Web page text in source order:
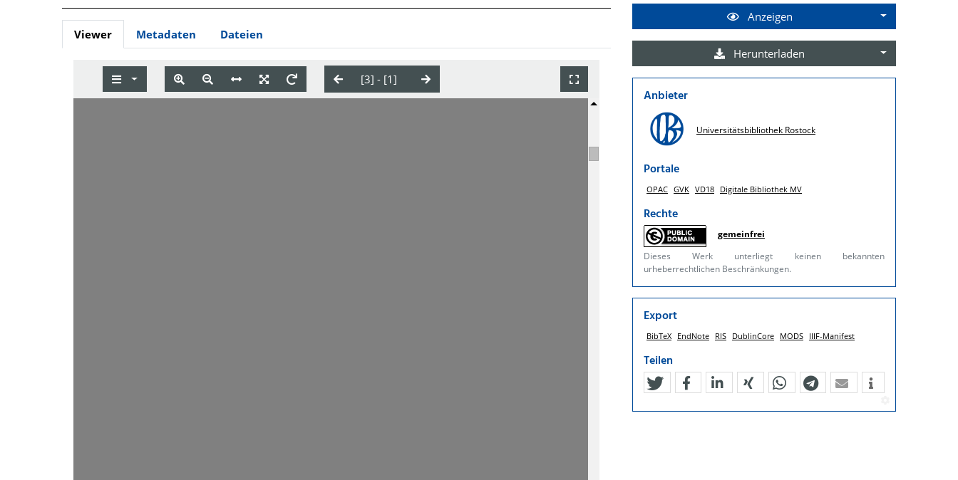
Viewer Metadaten Dateien
Anzeigen
Herunterladen
Anbieter
Universitätsbibliothek Rostock
Portale
OPAC GVK VD18 Digitale Bibliothek MV
Rechte
gemeinfrei
Dieses Werk unterliegt keinen bekannten
urheberrechtlichen Beschränkungen.
Export
BibTeX EndNote RIS DublinCore MODS IIIF-Manifest
Teilen